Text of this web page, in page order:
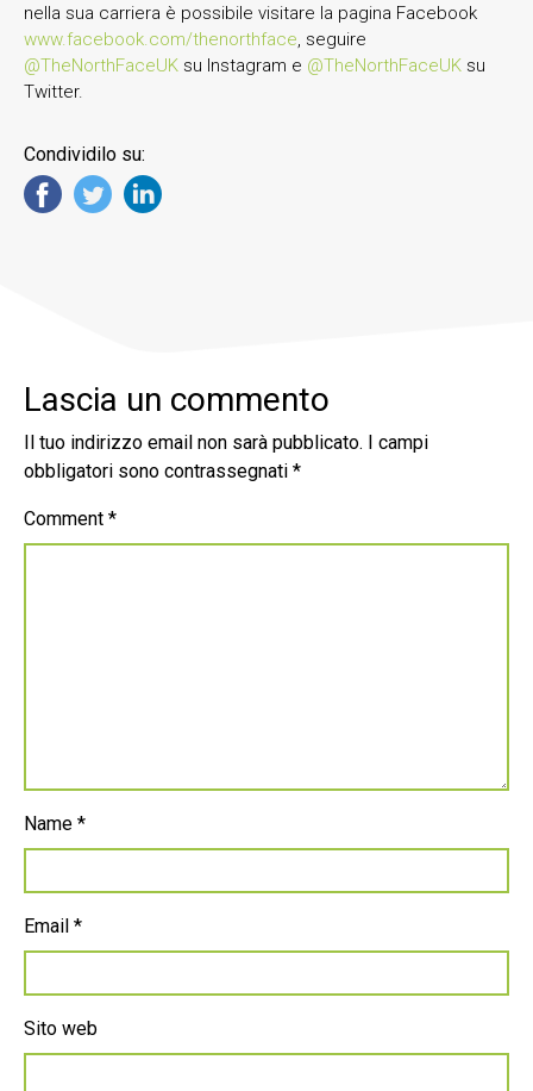
nella sua carriera è possibile visitare la pagina Facebook
www.facebook.com/thenorthface, seguire
@TheNorthFaceUK su Instagram e @TheNorthFaceUK su
Twitter.
Condividilo su:
Lascia un commento
Il tuo indirizzo email non sarà pubblicato.
I campi
obbligatori sono contrassegnati *
Comment *
Name *
Email *
Sito web